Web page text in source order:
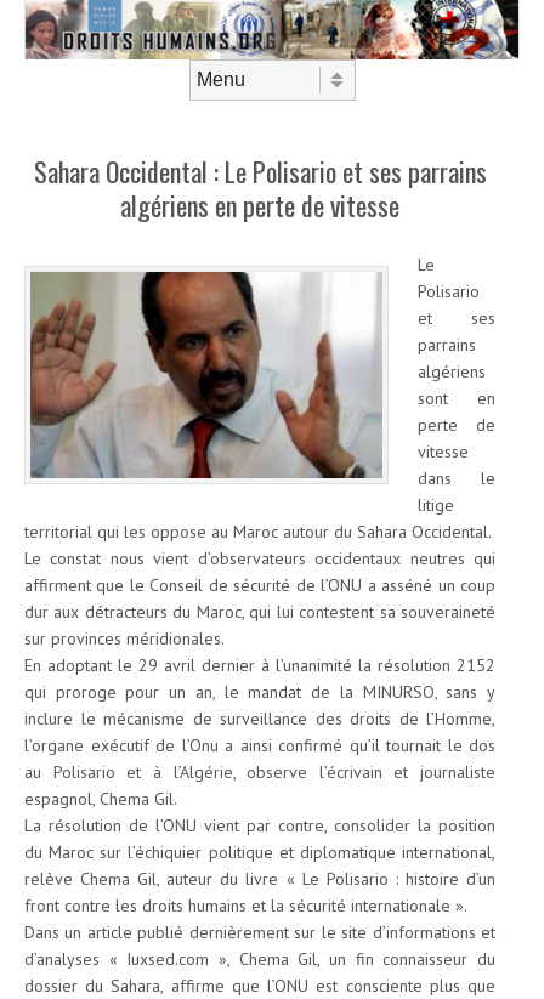
Sahara Occidental : Le Polisario et ses parrains
algériens en perte de vitesse
Le
Polisario
et ses
parrains
algériens
sont en
perte de
vitesse
dans le
litige
territorial qui les oppose au Maroc autour du Sahara Occidental.
Le constat nous vient d’observateurs occidentaux neutres qui
affirment que le Conseil de sécurité de l’ONU a asséné un coup
dur aux détracteurs du Maroc, qui lui contestent sa souveraineté
sur provinces méridionales.
En adoptant le 29 avril dernier à l’unanimité la résolution 2152
qui proroge pour un an, le mandat de la MINURSO, sans y
inclure le mécanisme de surveillance des droits de l’Homme,
l’organe exécutif de l’Onu a ainsi confirmé qu’il tournait le dos
au Polisario et à l’Algérie, observe l’écrivain et journaliste
espagnol, Chema Gil.
La résolution de l’ONU vient par contre, consolider la position
du Maroc sur l’échiquier politique et diplomatique international,
relève Chema Gil, auteur du livre « Le Polisario : histoire d’un
front contre les droits humains et la sécurité internationale ».
Dans un article publié dernièrement sur le site d’informations et
d’analyses « Iuxsed.com », Chema Gil, un fin connaisseur du
dossier du Sahara, affirme que l’ONU est consciente plus que